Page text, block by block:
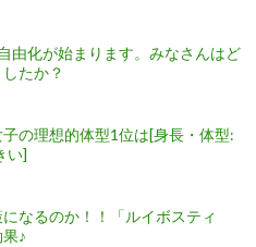
由化が始まります。みなさんはど
たか？
の理想的体型1位は[身長・体型:
い]
なるのか！！「ルイボスティ
♪